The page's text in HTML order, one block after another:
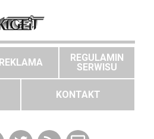
REKLAMA
REGULAMIN
SERWISU
KONTAKT